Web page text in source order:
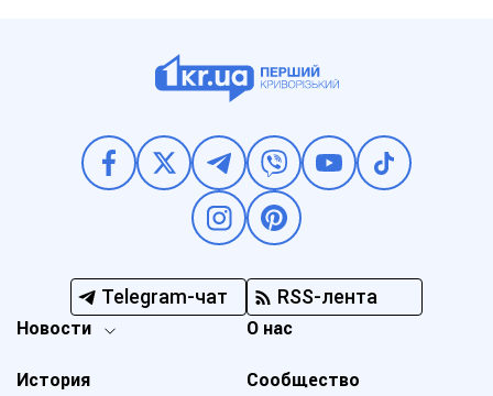
Telegram-чат RSS-лента
Новости
История
О нас
Сообщество